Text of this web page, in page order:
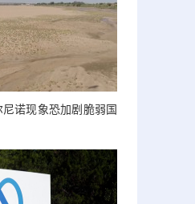
诺现象恐加剧脆弱国